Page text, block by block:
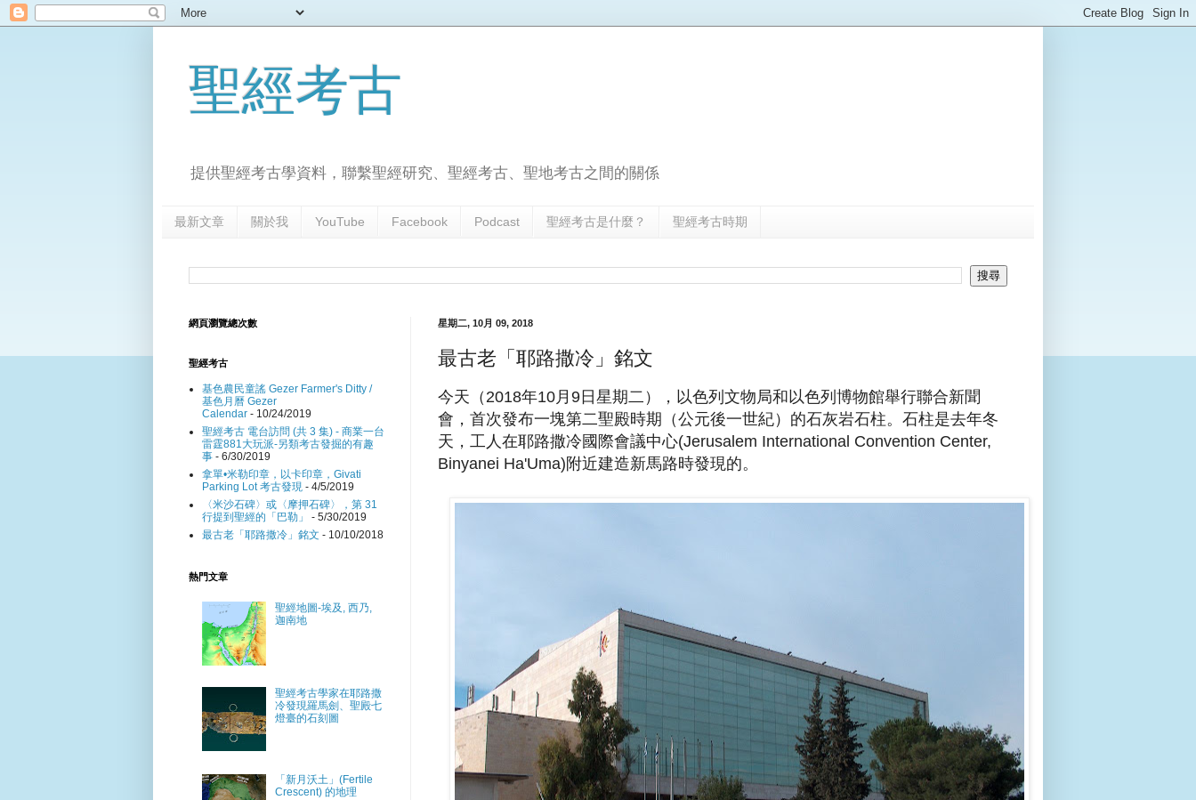
聖經考古
提供聖經考古學資料，聯繫聖經研究、聖經考古、聖地考古之間的關係
最新文章 關於我 YouTube Facebook Podcast 聖經考古是什麼？ 聖經考古時期
星期二, 10月 09, 2018
最古老「耶路撒冷」銘文
今天（2018年10月9日星期二），以色列文物局和以色列博物館舉行聯合新聞
會，首次發布一塊第二聖殿時期（公元後一世紀）的石灰岩石柱。石柱是去年冬
天，工人在耶路撒冷國際會議中心(Jerusalem International Convention Center,
Binyanei Ha'Uma)附近建造新馬路時發現的。
網頁瀏覽總次數
聖經考古
基色農民童謠 Gezer Farmer's Ditty /
基色月曆 Gezer
Calendar - 10/24/2019
聖經考古 電台訪問 (共 3 集) - 商業一台
雷霆881大玩派-另類考古發掘的有趣
事 - 6/30/2019
拿單•米勒印章，以卡印章，Givati
Parking Lot 考古發現 - 4/5/2019
〈米沙石碑〉或〈摩押石碑〉，第 31
行提到聖經的「巴勒」
- 5/30/2019
最古老「耶路撒冷」銘文 - 10/10/2018
熱門文章
聖經地圖-埃及, 西乃,
迦南地
聖經考古學家在耶路撒
冷發現羅馬劍、聖殿七
燈臺的石刻圖
「新月沃土」(Fertile
Crescent) 的地理